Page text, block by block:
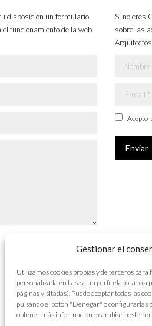
Gestionar el
Utilizamos cookies propias y de terceros
personalizada en base a un perfil elaborado
páginas visitadas). Puede aceptar todas las
pulsando el botón "Denegar" o configurarlas
obtener más información o cambiar
disposición un formulario
funcionamiento de la web
Si no eres
sobre las
Nombre *
E-mail *
Acepto
Enviar